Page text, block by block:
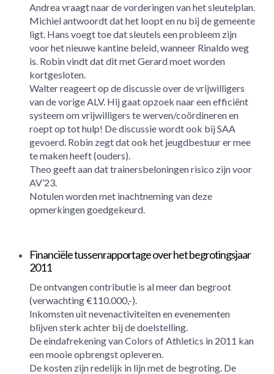
Andrea vraagt naar de vorderingen van het sleutelplan.
Michiel antwoordt dat het loopt en nu bij de gemeente
ligt. Hans voegt toe dat sleutels een probleem zijn
voor het nieuwe kantine beleid, wanneer Rinaldo weg
is. Robin vindt dat dit met Gerard moet worden
kortgesloten.
Walter reageert op de discussie over de vrijwilligers
van de vorige ALV. Hij gaat opzoek naar een efficiënt
systeem om vrijwilligers te werven/coördineren en
roept op tot hulp! De discussie wordt ook bij SAA
gevoerd. Robin zegt dat ook het jeugdbestuur er mee
te maken heeft (ouders).
Theo geeft aan dat trainersbeloningen risico zijn voor
AV’23.
Notulen worden met inachtneming van deze
opmerkingen goedgekeurd.
Financiële tussenrapportage over het begrotingsjaar
2011
De ontvangen contributie is al meer dan begroot
(verwachting €110.000,-).
Inkomsten uit nevenactiviteiten en evenementen
blijven sterk achter bij de doelstelling.
De eindafrekening van Colors of Athletics in 2011 kan
een mooie opbrengst opleveren.
De kosten zijn redelijk in lijn met de begroting. De